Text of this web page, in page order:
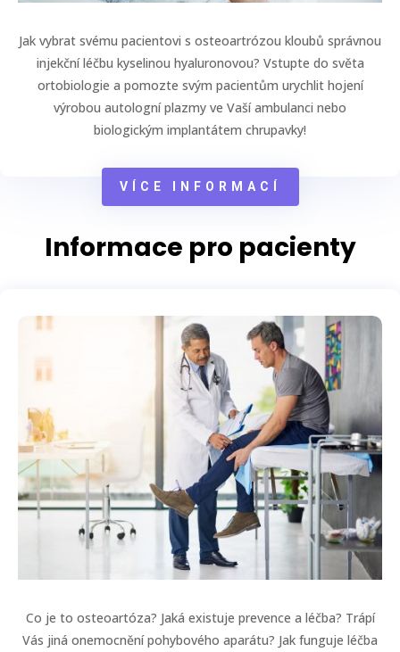
Jak vybrat svému pacientovi s osteoartrózou kloubů správnou
injekční léčbu kyselinou hyaluronovou? Vstupte do světa
ortobiologie a pomozte svým pacientům urychlit hojení
výrobou autologní plazmy ve Vaší ambulanci nebo
biologickým implantátem chrupavky!
VÍCE INFORMACÍ
Informace pro pacienty
Co je to osteoartóza? Jaká existuje prevence a léčba? Trápí
Vás jiná onemocnění pohybového aparátu? Jak funguje léčba